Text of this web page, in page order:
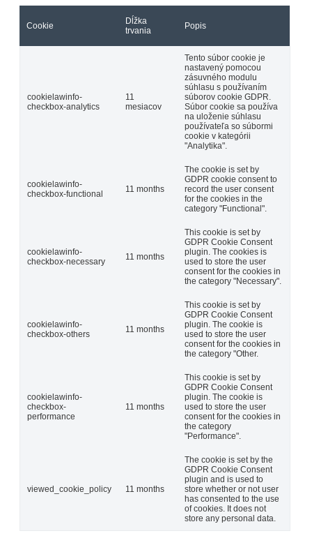
Cookie
Dĺžka
trvania
Popis
cookielawinfo-
checkbox-analytics
11
mesiacov
Tento súbor cookie je
nastavený pomocou
zásuvného modulu
súhlasu s používaním
súborov cookie GDPR.
Súbor cookie sa používa
na uloženie súhlasu
používateľa so súbormi
cookie v kategórii
"Analytika".
cookielawinfo-
checkbox-functional
11 months
The cookie is set by
GDPR cookie consent to
record the user consent
for the cookies in the
category "Functional".
cookielawinfo-
checkbox-necessary
11 months
This cookie is set by
GDPR Cookie Consent
plugin. The cookies is
used to store the user
consent for the cookies in
the category "Necessary".
cookielawinfo-
checkbox-others
11 months
This cookie is set by
GDPR Cookie Consent
plugin. The cookie is
used to store the user
consent for the cookies in
the category "Other.
cookielawinfo-
checkbox-
performance
11 months
This cookie is set by
GDPR Cookie Consent
plugin. The cookie is
used to store the user
consent for the cookies in
the category
"Performance".
viewed_cookie_policy 11 months
The cookie is set by the
GDPR Cookie Consent
plugin and is used to
store whether or not user
has consented to the use
of cookies. It does not
store any personal data.